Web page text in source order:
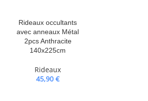
Rideaux occultants
avec anneaux Métal
2pcs Anthracite
140x225cm
Rideaux
45,90€